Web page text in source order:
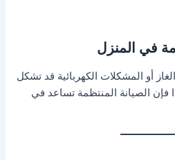
أو المشكلات الكهربائية قد تشكل
فإن الصيانة المنتظمة تساعد في